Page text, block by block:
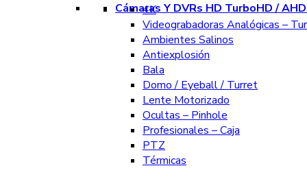
Cámaras Y DVRs HD TurboHD /
4K
Videograbadoras Analógicas –
Ambientes Salinos
Antiexplosión
Bala
Domo / Eyeball / Turret
Lente Motorizado
Ocultas – Pinhole
Profesionales – Caja
PTZ
Térmicas